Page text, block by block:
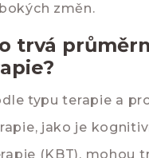
změn.
trvá
typu terapie a
jako je
(KBT), mohou